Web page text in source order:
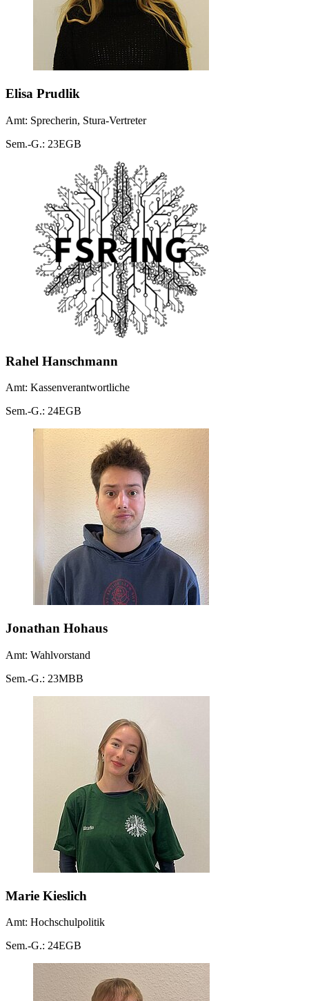
Elisa Prudlik
Amt: Sprecherin, Stura-Vertreter
Sem.-G.: 23EGB
Rahel Hanschmann
Amt: Kassenverantwortliche
Sem.-G.: 24EGB
Jonathan Hohaus
Amt: Wahlvorstand
Sem.-G.: 23MBB
Marie Kieslich
Amt: Hochschulpolitik
Sem.-G.: 24EGB